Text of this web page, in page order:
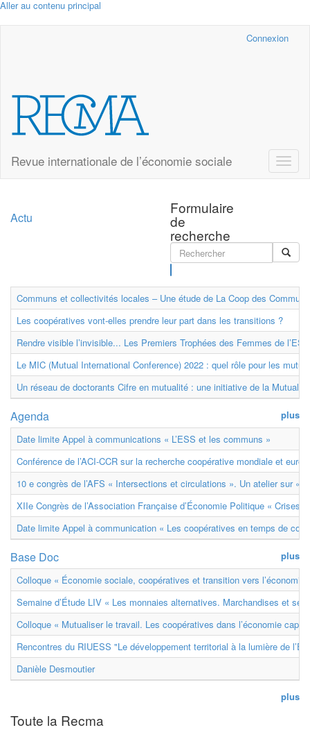
Aller au contenu principal
Connexion
Revue internationale de l’économie sociale
Toggle
Formulaire
de
recherche
Actu
Communs et collectivités locales – Une étude de La Coop des
Les coopératives vont-elles prendre leur part dans les transitions ?
Rendre visible l’invisible... Les Premiers Trophées des Femmes de
Le MIC (Mutual International Conference) 2022 : quel rôle pour les
Un réseau de doctorants Cifre en mutualité : une initiative de la
plus
Agenda
Date limite Appel à communications « L’ESS et les communs »
Conférence de l’ACI-CCR sur la recherche coopérative mondiale et
10 e congrès de l’AFS « Intersections et circulations ». Un atelier sur «
XIIe Congrès de l’Association Française d’Économie Politique « Crises
Date limite Appel à communication « Les coopératives en temps de
plus
Base Doc
Colloque « Économie sociale, coopératives et transition vers
Semaine d’Étude LIV « Les monnaies alternatives. Marchandises et
Colloque « Mutualiser le travail. Les coopératives dans l’économie
Rencontres du RIUESS "Le développement territorial à la lumière de
Danièle Desmoutier
plus
Toute la Recma